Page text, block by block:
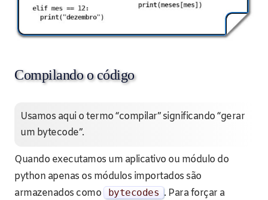
Compilando o código
Usamos aqui o termo “compilar” significando “gerar
um bytecode”.
Quando executamos um aplicativo ou módulo do
python apenas os módulos importados são
armazenados como
bytecodes . Para forçar a